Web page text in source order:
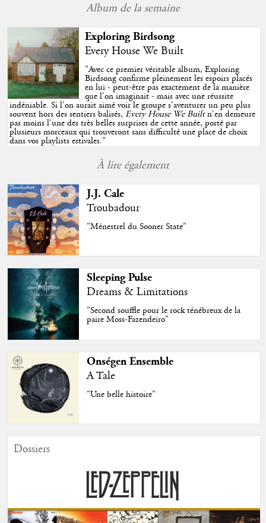
Album de la semaine
Exploring Birdsong
Every House We Built
"Avec ce premier véritable album, Exploring
Birdsong confirme pleinement les espoirs placés
en lui - peut-être pas exactement de la manière
que l'on imaginait - mais avec une réussite
indéniable. Si l'on aurait aimé voir le groupe s'aventurer un peu plus
souvent hors des sentiers balisés,Every House We Builtn'en demeure
pas moins l'une des très belles surprises de cette année, porté par
plusieurs morceaux qui trouveront sans difficulté une place de choix
dans vos playlists estivales."
À lire également
J.J. Cale
Troubadour
"Ménestrel du Sooner State"
Sleeping Pulse
Dreams & Limitations
"Second souffle pour le rock ténébreux de la
paire Moss-Fazendeiro"
Onségen Ensemble
A Tale
"Une belle histoire"
Dossiers